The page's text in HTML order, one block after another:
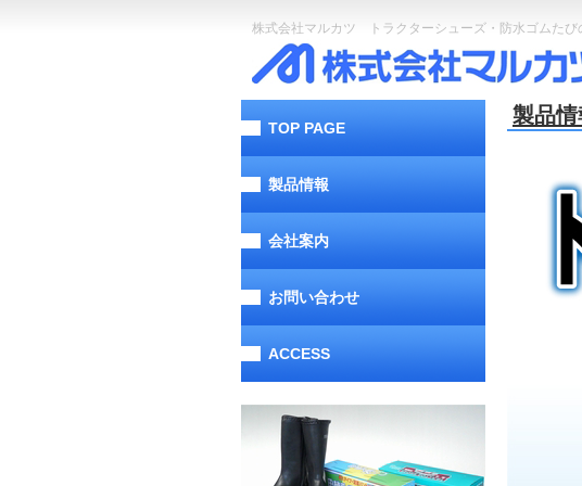
株式会社マルカツ トラクターシューズ・防水ゴムたび
製品情
TOP PAGE
製品情報
会社案内
お問い合わせ
ACCESS